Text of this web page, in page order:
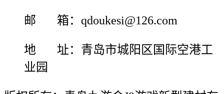
邮 箱：qdoukesi@126.com
地 址：青岛市城阳区国际空港工
业园